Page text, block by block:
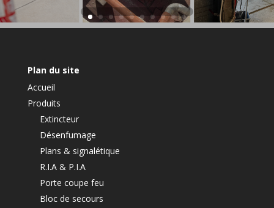
Plan du site
Accueil
Produits
Extincteur
Désenfumage
Plans & signalétique
R.I.A & P.I.A
Porte coupe feu
Bloc de secours